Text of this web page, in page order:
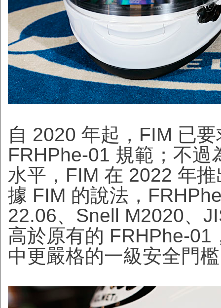
自 2020 年起，FIM 已
FRHPhe-01 規範；不
水平，FIM 在 2022 年
據 FIM 的說法，
22.06、Snell M2020、
高於原有的 FRHPhe-01
中更嚴格的一級安全門